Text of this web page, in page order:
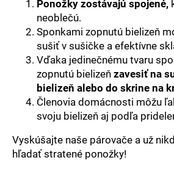
Ponožky zostávajú spojené,
neoblečú.
Sponkami zopnutú bielizeň
sušiť v sušičke a efektívne
Vďaka jedinečnému tvaru
zopnutú bielizeň zavesiť na
bielizeň alebo do skrine na
Členovia domácnosti môžu
svoju bielizeň aj podľa
Vyskúšajte naše párovače a už
hľadať stratené ponožky!